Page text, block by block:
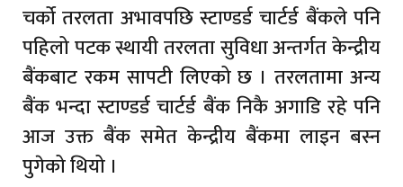
चर्को तरलता अभावपछि स्टाण्डर्ड चार्टर्ड बैंकले पनि
पहिलो पटक स्थायी तरलता सुविधा अन्तर्गत केन्द्रीय
बैंकबाट रकम सापटी लिएको छ । तरलतामा अन्य
बैंक भन्दा स्टाण्डर्ड चार्टर्ड बैंक निकै अगाडि रहे पनि
आज उक्त बैंक समेत केन्द्रीय बैंकमा लाइन बस्न
पुगेको थियो ।